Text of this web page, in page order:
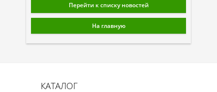
Перейти к списку новостей
На главную
КАТАЛОГ